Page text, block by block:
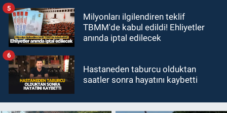
Milyonları ilgilendiren teklif
TBMM'de kabul edildi! Ehliyetler
anında iptal edilecek
5
Hastaneden taburcu olduktan
saatler sonra hayatını kaybetti
6